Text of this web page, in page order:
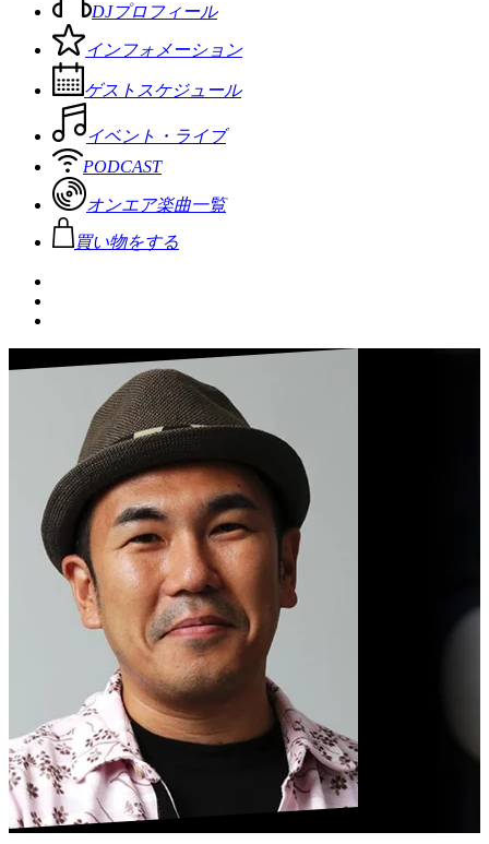
DJプロフィール
インフォメーション
ゲストスケジュール
イベント・ライブ
PODCAST
オンエア楽曲一覧
買い物をする